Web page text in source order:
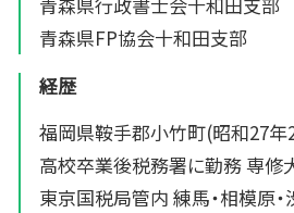
青森県FP協会十和田支部
経歴
福岡県鞍手郡小竹町(昭和27年
高校卒業後税務署に勤務 専修
東京国税局管内 練馬・相模原